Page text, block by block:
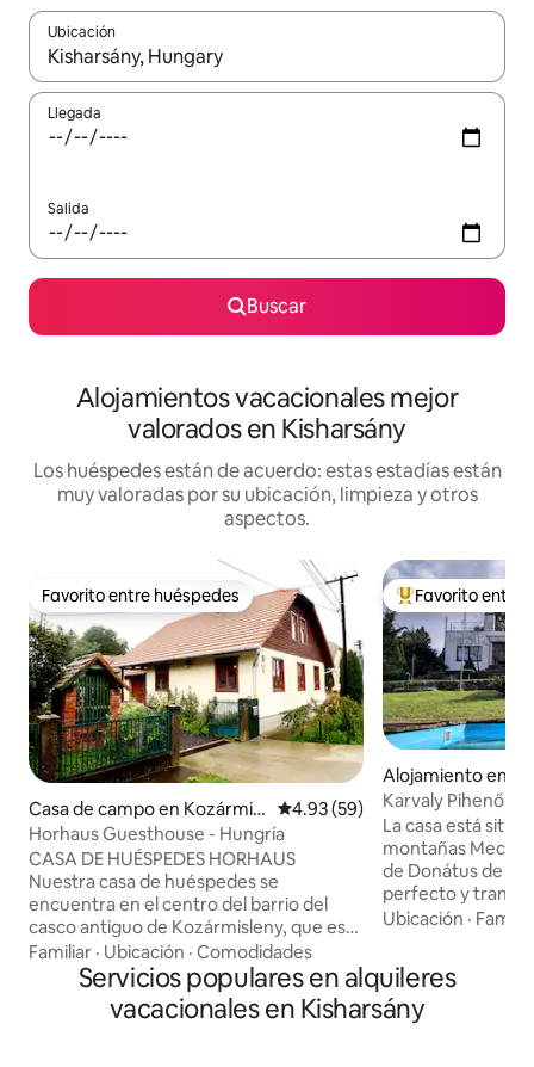
Ubicación
Cuando los resultados estén disponibles, navega con las
Llegada
Salida
Buscar
Alojamientos vacacionales mejor
valorados en Kisharsány
Los huéspedes están de acuerdo: estas estadías están
muy valoradas por su ubicación, limpieza y otros
aspectos.
Favorito entre huéspedes
Favorito entre huéspedes
Casa de campo en Kozármisl
eny
Calificación promedio: 4.93 de
4.93 (59)
Horhaus Guesthouse - Hungría
CASA DE HUÉSPEDES HORHAUS
Nuestra casa de huéspedes se
encuentra en el centro del barrio del
casco antiguo de Kozármisleny, que es
una pequeña ciudad a unos 5 kilómetros
de Pécs, al pie de las colinas de Mecsek.
La casa es ideal para una familia (4-5
personas) y está amueblada en estilo
Familiar · Ubicación · Comodidades
Favorito entre
Favorito entre
Alojamiento en
Karvaly Pihenő -
privada
La casa está
montañas
de Donátus de
perfecto y
verdadero
magnífico
ciudad está
posibilidades,
lejos como para
Ubicación ·
Servicios populares en alquileres
vacacionales en Kisharsány